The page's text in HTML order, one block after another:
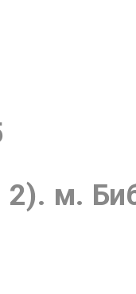
2). м.